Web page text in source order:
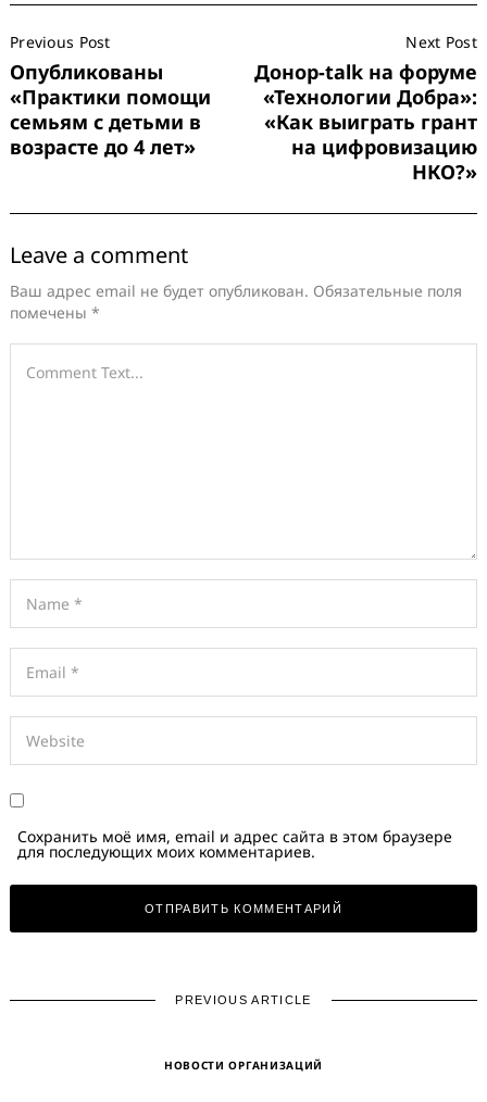
Navigation
Previous Post
Опубликованы
«Практики помощи
семьям с детьми в
возрасте до 4 лет»
Next Post
Донор-talk на форуме
«Технологии Добра»:
«Как выиграть грант
на цифровизацию
НКО?»
Leave a comment
Ваш адрес email не будет опубликован. Обязательные поля
помечены *
Сохранить моё имя, email и адрес сайта в этом браузере
для последующих моих комментариев.
PREVIOUS ARTICLE
НОВОСТИ ОРГАНИЗАЦИЙ